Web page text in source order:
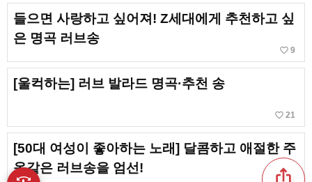
들으면 사랑하고 싶어져! Z세대에게 추천하고 싶
은 명곡 러브송
favorite_border 9
[울컥하는] 러브 발라드 명곡·추천 송
favorite_border 21
[50대 여성이 좋아하는 노래] 달콤하고 애절한 주
옥같은 러브송을 엄선!